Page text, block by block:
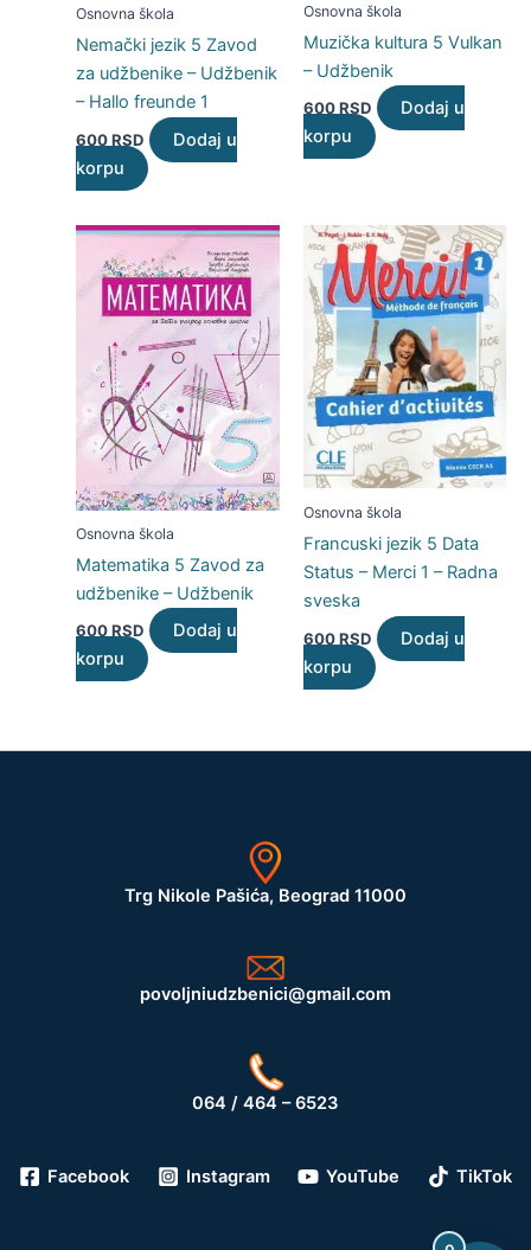
Osnovna škola
Nemački jezik 5 Zavod
za udžbenike – Udžbenik
– Hallo freunde 1
600RSD
Dodaj u
korpu
Osnovna škola
Muzička kultura 5 Vulkan
– Udžbenik
600RSD
Dodaj u
korpu
Osnovna škola
Matematika 5 Zavod za
udžbenike – Udžbenik
600RSD
Dodaj u
korpu
Osnovna škola
Francuski jezik 5 Data
Status – Merci 1 – Radna
sveska
600RSD
Dodaj u
korpu
Trg Nikole Pašića, Beograd 11000
povoljniudzbenici@gmail.com
064 / 464 – 6523
Facebook Instagram YouTube TikTok